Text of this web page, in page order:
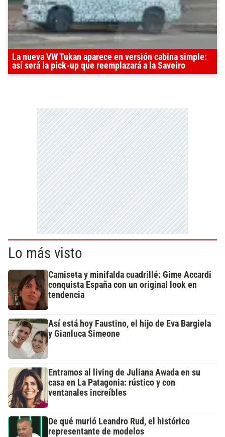
La nueva VW Tukan aparece en versión cabina simple:
así será la pick-up que reemplazará a la Saveiro
Lo más visto
Camiseta y minifalda cuadrillé: Gime Accardi
conquista España con un original look en
tendencia
Así está hoy Faustino, el hijo de Eva Bargiela
y Gianluca Simeone
Entramos al living de Juliana Awada en su
casa en La Patagonia: rústico y con
ventanales increíbles
De qué murió Leandro Rud, el histórico
representante de modelos